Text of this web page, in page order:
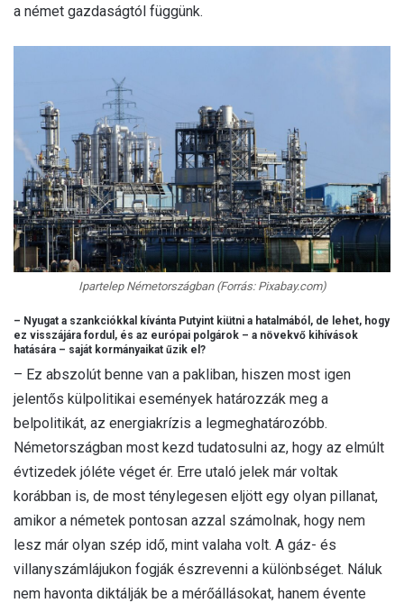
a német gazdaságtól függünk.
Ipartelep Németországban (Forrás: Pixabay.com)
– Nyugat a szankciókkal kívánta Putyint kiütni a hatalmából, de lehet, hogy
ez visszájára fordul, és az európai polgárok – a növekvő kihívások
hatására – saját kormányaikat űzik el?
– Ez abszolút benne van a pakliban, hiszen most igen
jelentős külpolitikai események határozzák meg a
belpolitikát, az energiakrízis a legmeghatározóbb.
Németországban most kezd tudatosulni az, hogy az elmúlt
évtizedek jóléte véget ér. Erre utaló jelek már voltak
korábban is, de most ténylegesen eljött egy olyan pillanat,
amikor a németek pontosan azzal számolnak, hogy nem
lesz már olyan szép idő, mint valaha volt. A gáz- és
villanyszámlájukon fogják észrevenni a különbséget. Náluk
nem havonta diktálják be a mérőállásokat, hanem évente